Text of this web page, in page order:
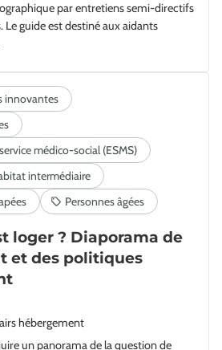
par entretiens semi-directifs
Le guide est destiné aux aidants
loger ? Diaporama de
et des politiques
hébergement
un panorama de la question de